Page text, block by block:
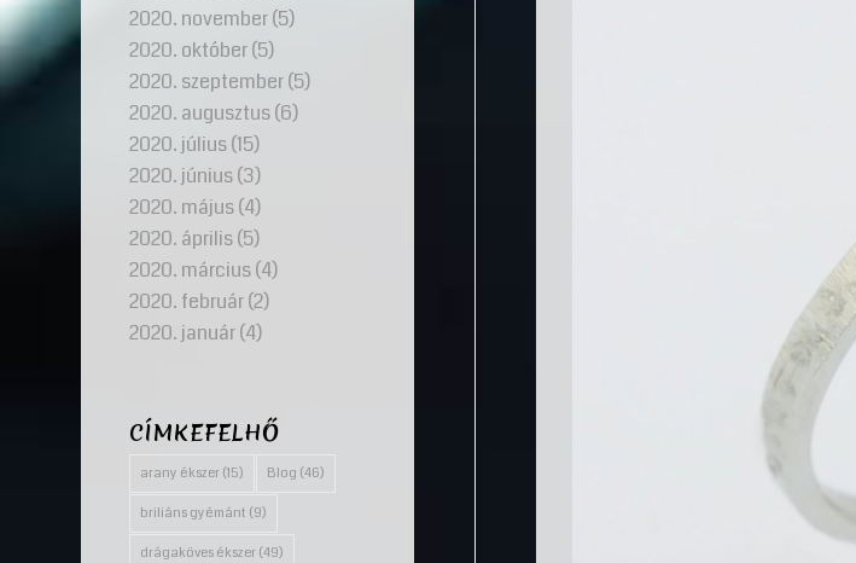
2020. november(5)
2020. október(5)
2020. szeptember(5)
2020. augusztus(6)
2020. július(15)
2020. június(3)
2020. május(4)
2020. április(5)
2020. március(4)
2020. február(2)
2020. január(4)
CÍMKEFELHŐ
arany ékszer (15) Blog (46)
briliáns gyémánt (9)
drágaköves ékszer (49)